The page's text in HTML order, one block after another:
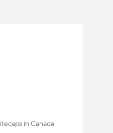
in Canada.